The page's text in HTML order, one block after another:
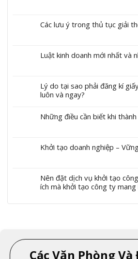
Các lưu ý trong thủ tục giải
Luật kinh doanh mới nhất và
Lý do tại sao phải đăng kí
luôn và ngay?
Những điều cần biết khi
Khởi tạo doanh nghiệp –
Nên đặt dịch vụ khởi tạo
ích mà khởi tạo công ty mang
Các Văn Phòng